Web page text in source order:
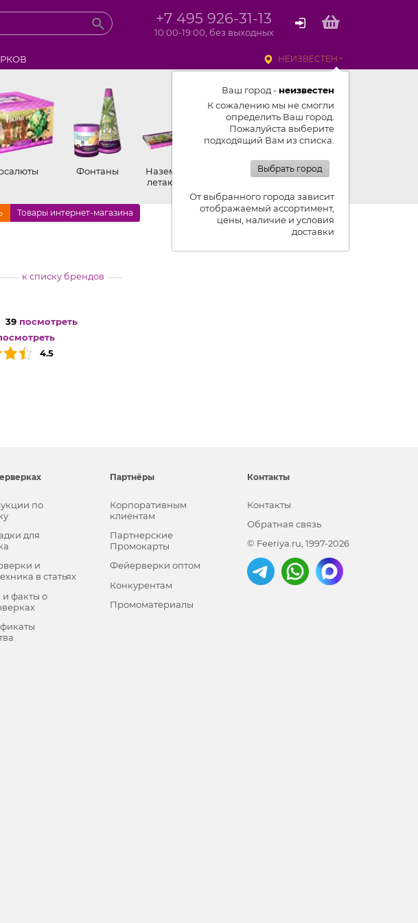
+7 495 926-31-13
10:00-19:00, без выходных
НЕИЗВЕСТЕН
Ваш город - неизвестен
К сожалению мы не смогли
определить Ваш город.
Пожалуйста выберите
подходящий Вам из списка.
Выбрать город
От выбранного города зависит
отображаемый ассортимент,
цены, наличие и условия
доставки
Фонтаны
Наземные,
летающие
Петарды
Товары интернет-магазина
к списку брендов
39 посмотреть
4.5
по
для
и
в статьях
факты о
Партнёры
Корпоративным
клиентам
Партнерские
Промокарты
Фейерверки оптом
Конкурентам
Промоматериалы
Контакты
Контакты
Обратная связь
© Feeriya.ru, 1997-2026